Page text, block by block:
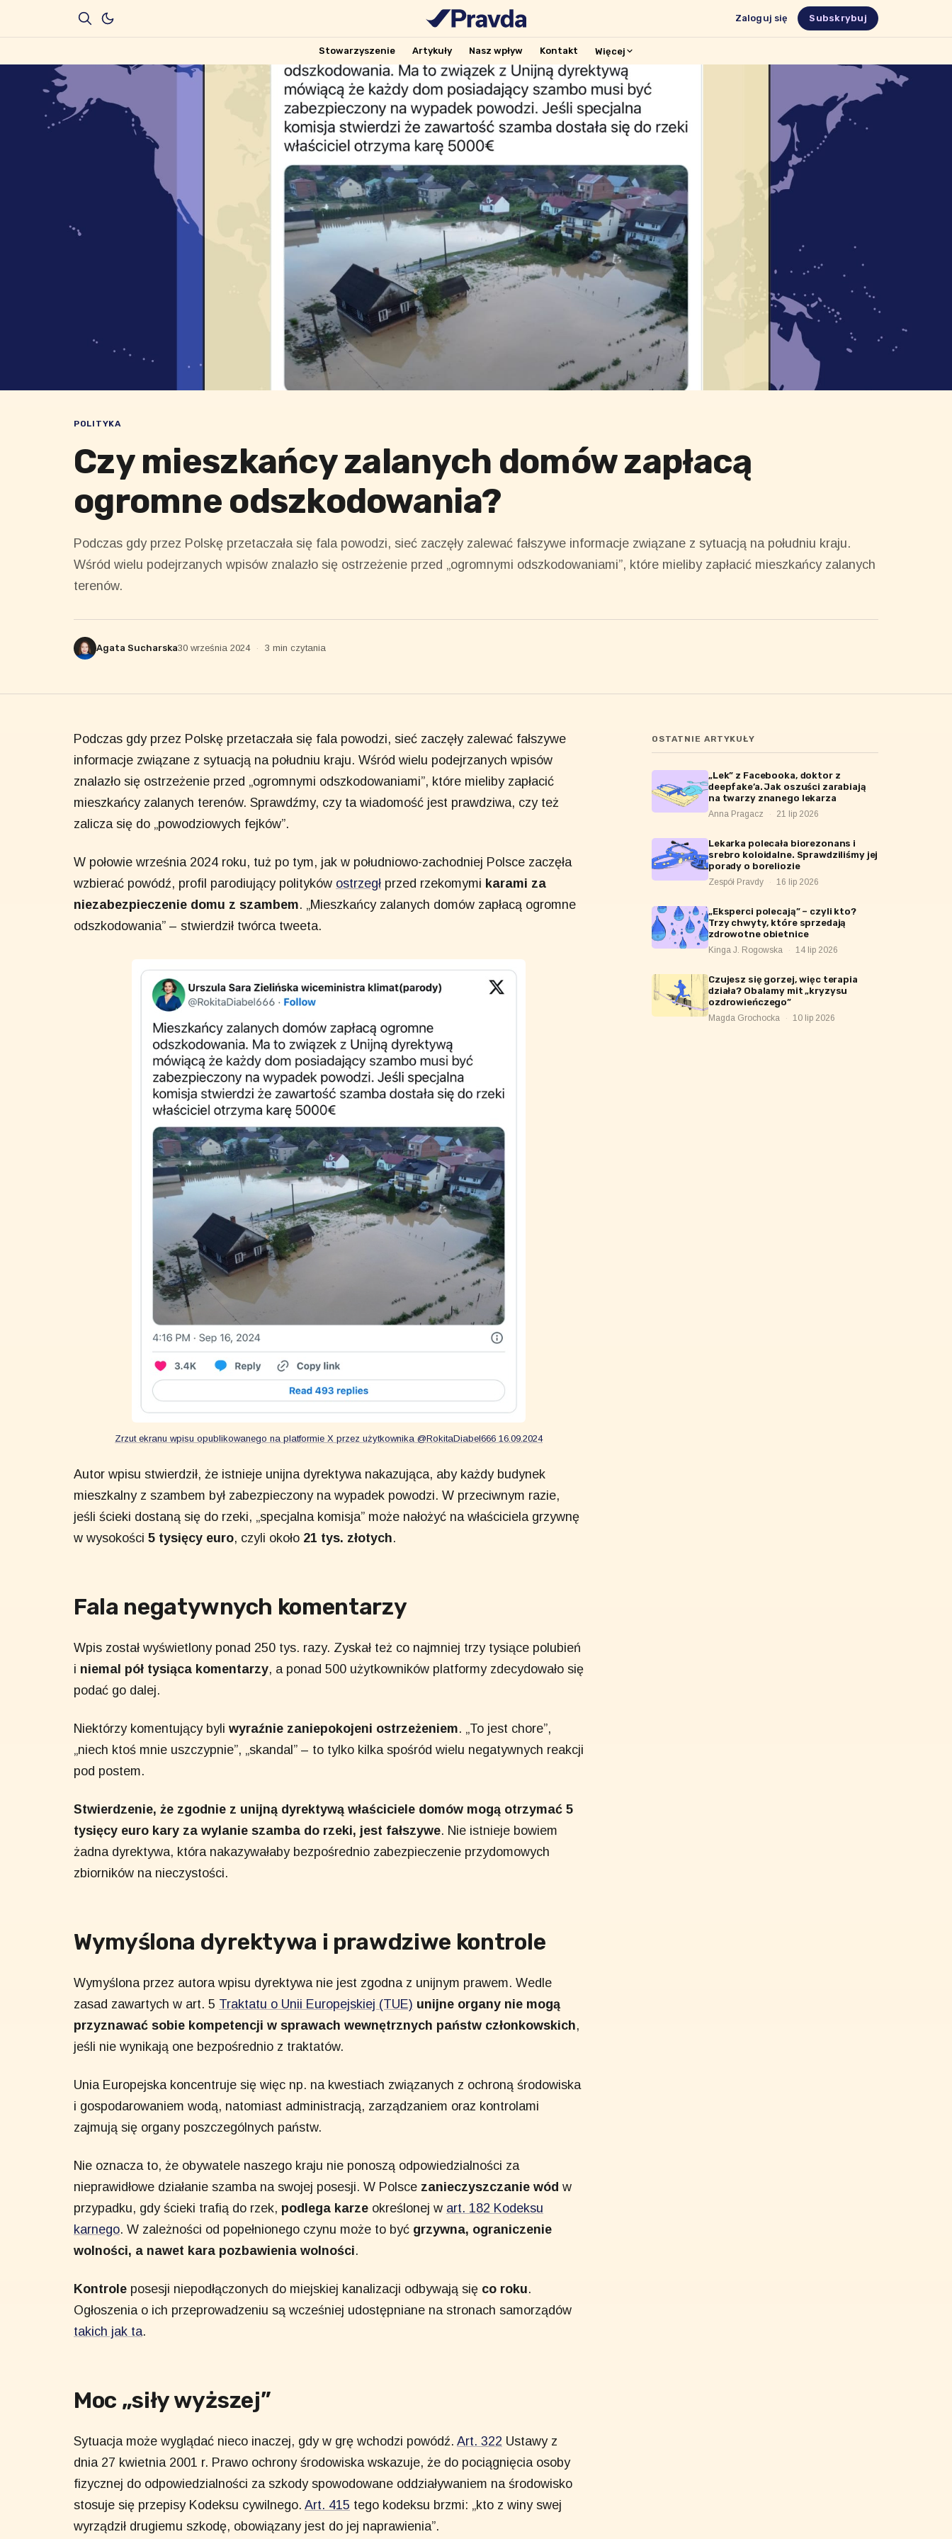
Zaloguj się Subskrybuj
Stowarzyszenie Artykuły Nasz wpływ Kontakt Więcej
POLITYKA
Czy mieszkańcy zalanych domów zapłacą
ogromne odszkodowania?
Podczas gdy przez Polskę przetaczała się fala powodzi, sieć zaczęły zalewać fałszywe informacje związane z sytuacją na południu kraju.
Wśród wielu podejrzanych wpisów znalazło się ostrzeżenie przed „ogromnymi odszkodowaniami”, które mieliby zapłacić mieszkańcy zalanych
terenów.
Agata Sucharska30 września 2024 · 3 min czytania
Podczas gdy przez Polskę przetaczała się fala powodzi, sieć zaczęły zalewać fałszywe
informacje związane z sytuacją na południu kraju. Wśród wielu podejrzanych wpisów
znalazło się ostrzeżenie przed „ogromnymi odszkodowaniami”, które mieliby zapłacić
mieszkańcy zalanych terenów. Sprawdźmy, czy ta wiadomość jest prawdziwa, czy też
zalicza się do „powodziowych fejków”.
W połowie września 2024 roku, tuż po tym, jak w południowo-zachodniej Polsce zaczęła
wzbierać powódź, profil parodiujący polityków ostrzegł przed rzekomymi karami za
niezabezpieczenie domu z szambem. „Mieszkańcy zalanych domów zapłacą ogromne
odszkodowania” – stwierdził twórca tweeta.
Zrzut ekranu wpisu opublikowanego na platformie X przez użytkownika @RokitaDiabel666 16.09.2024
Autor wpisu stwierdził, że istnieje unijna dyrektywa nakazująca, aby każdy budynek
mieszkalny z szambem był zabezpieczony na wypadek powodzi. W przeciwnym razie,
jeśli ścieki dostaną się do rzeki, „specjalna komisja” może nałożyć na właściciela grzywnę
w wysokości 5 tysięcy euro, czyli około 21 tys. złotych.
Fala negatywnych komentarzy
Wpis został wyświetlony ponad 250 tys. razy. Zyskał też co najmniej trzy tysiące polubień
i niemal pół tysiąca komentarzy, a ponad 500 użytkowników platformy zdecydowało się
podać go dalej.
Niektórzy komentujący byli wyraźnie zaniepokojeni ostrzeżeniem. „To jest chore”,
„niech ktoś mnie uszczypnie”, „skandal” – to tylko kilka spośród wielu negatywnych reakcji
pod postem.
Stwierdzenie, że zgodnie z unijną dyrektywą właściciele domów mogą otrzymać 5
tysięcy euro kary za wylanie szamba do rzeki, jest fałszywe. Nie istnieje bowiem
żadna dyrektywa, która nakazywałaby bezpośrednio zabezpieczenie przydomowych
zbiorników na nieczystości.
Wymyślona dyrektywa i prawdziwe kontrole
Wymyślona przez autora wpisu dyrektywa nie jest zgodna z unijnym prawem. Wedle
zasad zawartych w art. 5 Traktatu o Unii Europejskiej (TUE) unijne organy nie mogą
przyznawać sobie kompetencji w sprawach wewnętrznych państw członkowskich,
jeśli nie wynikają one bezpośrednio z traktatów.
Unia Europejska koncentruje się więc np. na kwestiach związanych z ochroną środowiska
i gospodarowaniem wodą, natomiast administracją, zarządzaniem oraz kontrolami
zajmują się organy poszczególnych państw.
Nie oznacza to, że obywatele naszego kraju nie ponoszą odpowiedzialności za
nieprawidłowe działanie szamba na swojej posesji. W Polsce zanieczyszczanie wód w
przypadku, gdy ścieki trafią do rzek, podlega karze określonej w art. 182 Kodeksu
karnego. W zależności od popełnionego czynu może to być grzywna, ograniczenie
wolności, a nawet kara pozbawienia wolności.
Kontrole posesji niepodłączonych do miejskiej kanalizacji odbywają się co roku.
Ogłoszenia o ich przeprowadzeniu są wcześniej udostępniane na stronach samorządów
takich jak ta.
Moc „siły wyższej”
Sytuacja może wyglądać nieco inaczej, gdy w grę wchodzi powódź. Art. 322 Ustawy z
dnia 27 kwietnia 2001 r. Prawo ochrony środowiska wskazuje, że do pociągnięcia osoby
fizycznej do odpowiedzialności za szkody spowodowane oddziaływaniem na środowisko
stosuje się przepisy Kodeksu cywilnego. Art. 415 tego kodeksu brzmi: „kto z winy swej
wyrządził drugiemu szkodę, obowiązany jest do jej naprawienia”.
OSTATNIE ARTYKUŁY
„Lek” z Facebooka, doktor z
deepfake’a. Jak oszuści zarabiają
na twarzy znanego lekarza
Anna Pragacz · 21 lip 2026
Lekarka polecała biorezonans i
srebro koloidalne. Sprawdziliśmy jej
porady o boreliozie
Zespół Pravdy · 16 lip 2026
„Eksperci polecają” – czyli kto?
Trzy chwyty, które sprzedają
zdrowotne obietnice
Kinga J. Rogowska · 14 lip 2026
Czujesz się gorzej, więc terapia
działa? Obalamy mit „kryzysu
ozdrowieńczego”
Magda Grochocka · 10 lip 2026